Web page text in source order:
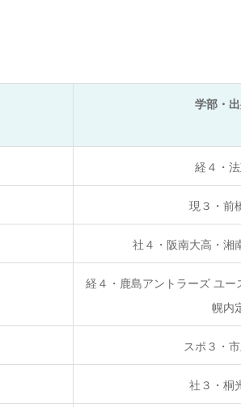
学部・
経４・
現３・前
社４・阪南大高・湘
経４・鹿島アントラーズ ユ
幌内
スポ３・
社３・桐